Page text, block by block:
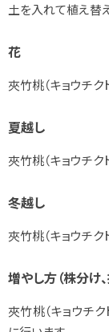
土を入れて植え替
花
夾竹桃（キョウチ
夏越し
夾竹桃（キョウチ
冬越し
夾竹桃（キョウチ
増やし方（株分け
夾竹桃（キョウチ